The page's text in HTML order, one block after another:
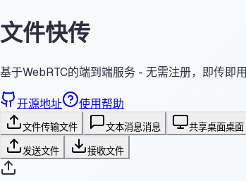
文件快传
基于WebRTC的端到端服务 - 无需注册，即传即用
开源地址 使用帮助
文件传输文件 文本消息消息 共享桌面桌面
发送文件 接收文件